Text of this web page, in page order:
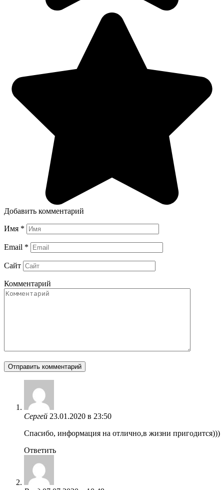
Добавить комментарий
Имя *
Email *
Сайт
Комментарий
Сергей 23.01.2020 в 23:50
Спасибо, информация на отлично,в жизни пригодится)))
Ответить